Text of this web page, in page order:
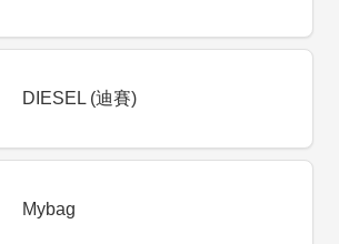
DIESEL (迪賽)
Mybag